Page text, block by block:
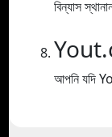
বিন্যাস
আপনি যদি